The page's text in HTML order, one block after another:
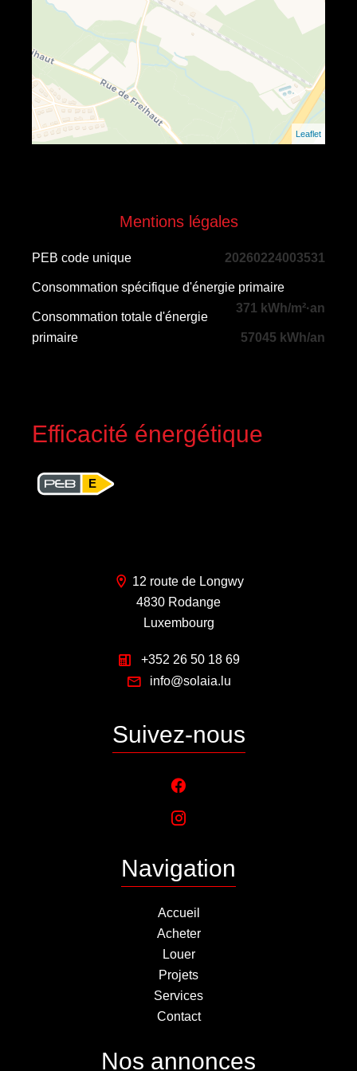
Leaflet
Mentions légales
PEB code unique 20260224003531
Consommation spécifique d'énergie primaire
371 kWh/m²·an
Consommation totale d'énergie
primaire
57045 kWh/an
Efficacité énergétique
E
12 route de Longwy
4830 Rodange
Luxembourg
+352 26 50 18 69
info@solaia.lu
Suivez-nous
Navigation
Accueil
Acheter
Louer
Projets
Services
Contact
Nos annonces